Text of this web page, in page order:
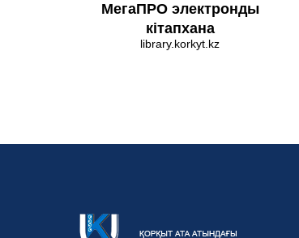
МегаПРО электронды
кітапхана
library.korkyt.kz